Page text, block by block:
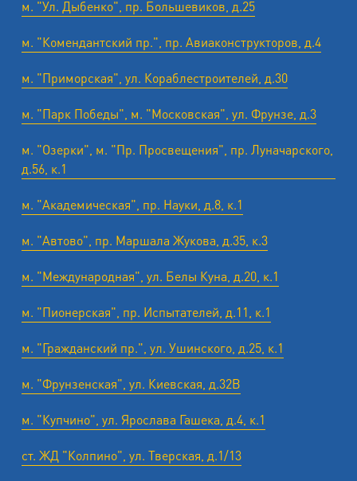
м. "Ул. Дыбенко", пр. Большевиков, д.25
м. "Комендантский пр.", пр. Авиаконструкторов, д.4
м. "Приморская", ул. Кораблестроителей, д.30
м. "Парк Победы", м. "Московская", ул. Фрунзе, д.3
м. "Озерки", м. "Пр. Просвещения", пр. Луначарского,
д.56, к.1
м. "Академическая", пр. Науки, д.8, к.1
м. "Автово", пр. Маршала Жукова, д.35, к.3
м. "Международная", ул. Белы Куна, д.20, к.1
м. "Пионерская", пр. Испытателей, д.11, к.1
м. "Гражданский пр.", ул. Ушинского, д.25, к.1
м. "Фрунзенская", ул. Киевская, д.32В
м. "Купчино", ул. Ярослава Гашека, д.4, к.1
ст. ЖД "Колпино", ул. Тверская, д.1/13